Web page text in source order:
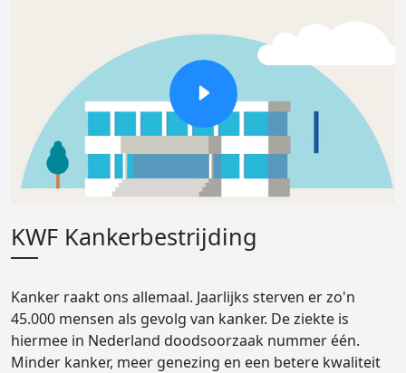
KWF Kankerbestrijding
Kanker raakt ons allemaal. Jaarlijks sterven er zo'n
45.000 mensen als gevolg van kanker. De ziekte is
hiermee in Nederland doodsoorzaak nummer één.
Minder kanker, meer genezing en een betere kwaliteit